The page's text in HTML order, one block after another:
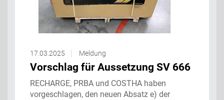
17.03.2025 Meldung
Vorschlag für Aussetzung SV 666
RECHARGE, PRBA und COSTHA haben
vorgeschlagen, den neuen Absatz e) der